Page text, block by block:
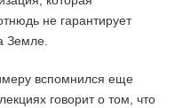
не гарантирует
Земле.
вспомнился еще
говорит о том, что